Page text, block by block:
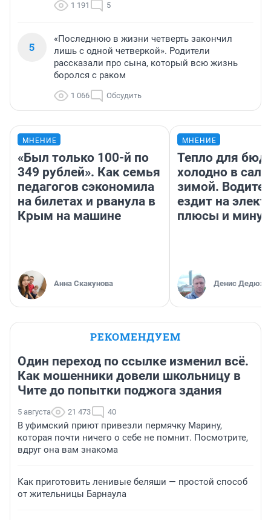
1 191 5
5
«Последнюю в жизни четверть закончил
лишь с одной четверкой». Родители
рассказали про сына, который всю жизнь
боролся с раком
1 066 Обсудить
МНЕНИЕ
«Был только 100-й по
349 рублей». Как семья
педагогов сэкономила
на билетах и рванула в
Крым на машине
Анна Скакунова
МНЕНИЕ
Тепло для
холодно в
зимой.
ездит на
плюсы и
Денис
РЕКОМЕНДУЕМ
Один переход по ссылке изменил всё.
Как мошенники довели школьницу в
Чите до попытки поджога здания
5 августа 21 473 40
В уфимский приют привезли пермячку Марину,
которая почти ничего о себе не помнит. Посмотрите,
вдруг она вам знакома
Как приготовить ленивые беляши — простой способ
от жительницы Барнаула